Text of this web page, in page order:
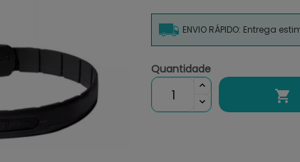
ENVIO RÁPIDO: Entrega
Quantidade
